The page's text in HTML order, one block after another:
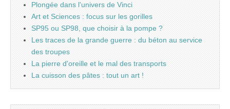
Plongée dans l'univers de Vinci
Art et Sciences : focus sur les gorilles
SP95 ou SP98, que choisir à la pompe ?
Les traces de la grande guerre : du béton au service
des troupes
La pierre d'oreille et le mal des transports
La cuisson des pâtes : tout un art !